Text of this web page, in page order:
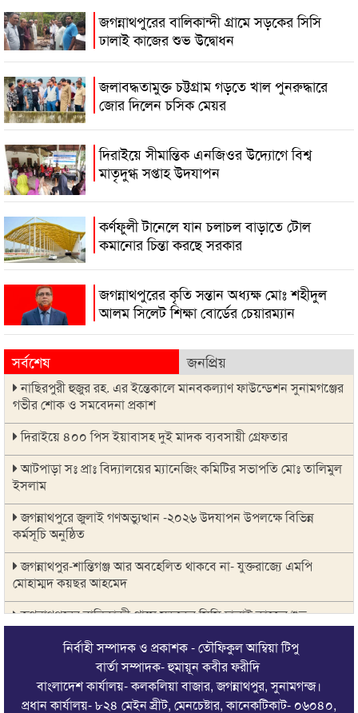
জগন্নাথপুরের বালিকান্দী গ্রামে সড়কের সিসি
ঢালাই কাজের শুভ উদ্বোধন
জলাবদ্ধতামুক্ত চট্টগ্রাম গড়তে খাল পুনরুদ্ধারে
জোর দিলেন চসিক মেয়র
দিরাইয়ে সীমান্তিক এনজিওর উদ্যোগে বিশ্ব
মাতৃদুগ্ধ সপ্তাহ উদযাপন
কর্ণফুলী টানেলে যান চলাচল বাড়াতে টোল
কমানোর চিন্তা করছে সরকার
জগন্নাথপুরের কৃতি সন্তান অধ্যক্ষ মোঃ শহীদুল
আলম সিলেট শিক্ষা বোর্ডের চেয়ারম্যান
সর্বশেষ জনপ্রিয়
নাছিরপুরী হুজুর রহ. এর ইন্তেকালে মানবকল্যাণ ফাউন্ডেশন সুনামগঞ্জের
গভীর শোক ও সমবেদনা প্রকাশ
দিরাইয়ে ৪০০ পিস ইয়াবাসহ দুই মাদক ব্যবসায়ী গ্রেফতার
আটপাড়া সঃ প্রাঃ বিদ্যালয়ের ম্যানেজিং কমিটির সভাপতি মোঃ তালিমুল
ইসলাম
জগন্নাথপুরে জুলাই গণঅভ্যুত্থান -২০২৬ উদযাপন উপলক্ষে বিভিন্ন
কর্মসূচি অনুষ্ঠিত
জগন্নাথপুর-শান্তিগঞ্জ আর অবহেলিত থাকবে না- যুক্তরাজ্যে এমপি
মোহাম্মদ কয়ছর আহমেদ
জগন্নাথপুরের বালিকান্দী গ্রামে সড়কের সিসি ঢালাই কাজের শুভ
উদ্বোধন
সিলেট রেঞ্জের মধ্যে শ্রেষ্ট অফিসার হিসেবে সম্মাননাপত্র গ্রহন করেন
দিরাই থানার ওসি মোঃ আমিনুল ইসলাম
নির্বাহী সম্পাদক ও প্রকাশক - তৌফিকুল আম্বিয়া টিপু
বার্তা সম্পাদক- হুমায়ূন কবীর ফরীদি
বাংলাদেশ কার্যালয়- কলকলিয়া বাজার, জগন্নাথপুর, সুনামগন্জ।
প্রধান কার্যালয়- ৮২৪ মেইন স্রীট, মেনচেষ্টার, কানেকটিকাট- ০৬০৪০,